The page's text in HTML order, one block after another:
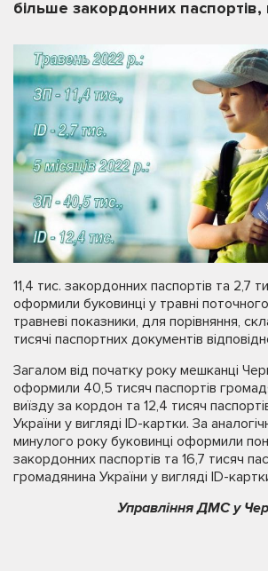
більше закордонних паспортів,
11,4 тис. закордонних паспортів та 2,7
оформили буковинці у травні
травневі показники, для порівняння,
тисячі паспортних документів
Загалом від початку року мешканці
оформили 40,5 тисяч паспортів
виїзду за кордон та 12,4 тисяч
України у вигляді ID-картки. За
минулого року буковинці оформили
закордонних паспортів та 16,7 тисяч
громадянина України у вигляді ID-
Управління ДМС у